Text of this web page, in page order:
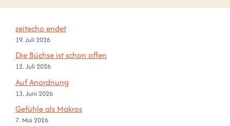
zeitecho endet
19. Juli 2026
Die Büchse ist schon offen
12. Juli 2026
Auf Anordnung
13. Juni 2026
Gefühle als Makros
7. Mai 2026